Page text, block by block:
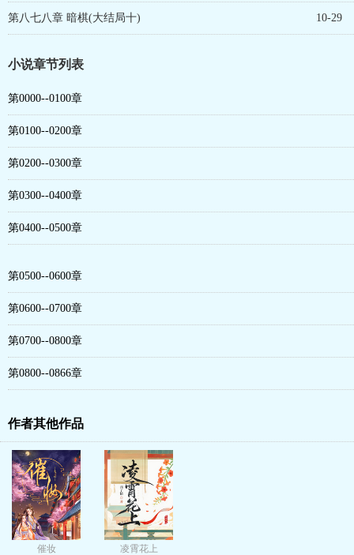
第八七八章 暗棋(大结局十) 10-29
小说章节列表
第0000--0100章
第0100--0200章
第0200--0300章
第0300--0400章
第0400--0500章
第0500--0600章
第0600--0700章
第0700--0800章
第0800--0866章
作者其他作品
催妆 凌霄花上